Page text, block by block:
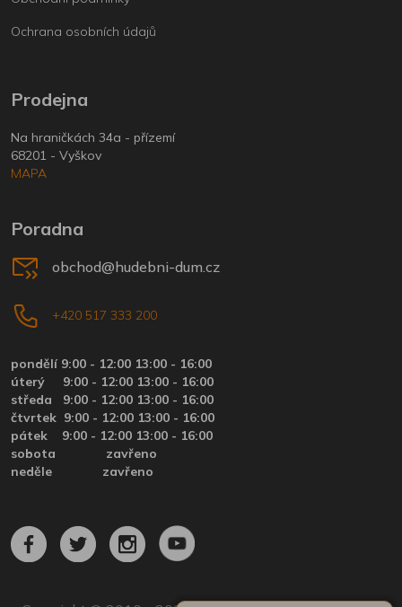
Ochrana osobních údajů
Prodejna
Na hraničkách 34a - přízemí
68201 - Vyškov
MAPA
Poradna
obchod@hudebni-dum.cz
+420 517 333 200
pondělí 9:00 - 12:00 13:00 - 16:00
úterý 9:00 - 12:00 13:00 - 16:00
středa 9:00 - 12:00 13:00 - 16:00
čtvrtek 9:00 - 12:00 13:00 - 16:00
pátek 9:00 - 12:00 13:00 - 16:00
sobota zavřeno
neděle zavřeno